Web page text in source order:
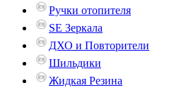
Ручки отопителя
SE Зеркала
ДХО и Повторители
Шильдики
Жидкая Резина